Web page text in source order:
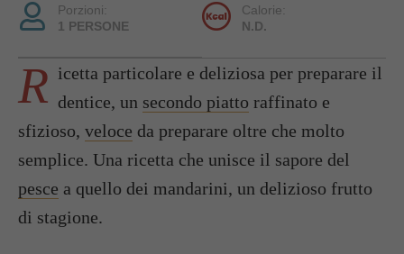
Porzioni:
1 PERSONE
Calorie:
N.D.
R icetta particolare e deliziosa per preparare il
dentice, un secondo piatto raffinato e
sfizioso, veloce da preparare oltre che molto
semplice. Una ricetta che unisce il sapore del
pesce a quello dei mandarini, un delizioso frutto
di stagione.